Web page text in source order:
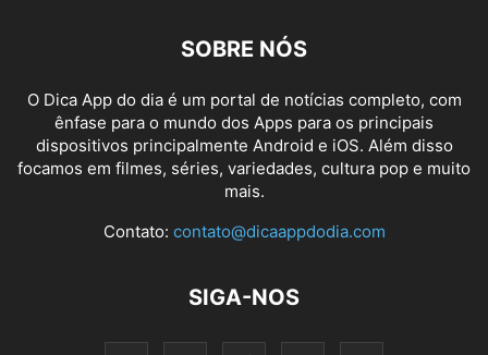
SOBRE NÓS
O Dica App do dia é um portal de notícias completo, com
ênfase para o mundo dos Apps para os principais
dispositivos principalmente Android e iOS. Além disso
focamos em filmes, séries, variedades, cultura pop e muito
mais.
Contato: contato@dicaappdodia.com
SIGA-NOS